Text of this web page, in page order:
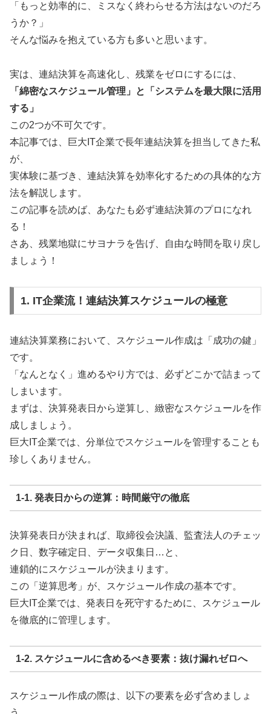
「もっと効率的に、ミスなく終わらせる方法はないのだろ
うか？」
そんな悩みを抱えている方も多いと思います。
実は、連結決算を高速化し、残業をゼロにするには、
「綿密なスケジュール管理」と「システムを最大限に活用
する」
この2つが不可欠です。
本記事では、巨大IT企業で長年連結決算を担当してきた私
が、
実体験に基づき、連結決算を効率化するための具体的な方
法を解説します。
この記事を読めば、あなたも必ず連結決算のプロになれ
る！
さあ、残業地獄にサヨナラを告げ、自由な時間を取り戻し
ましょう！
1. IT企業流！連結決算スケジュールの極意
連結決算業務において、スケジュール作成は「成功の鍵」
です。
「なんとなく」進めるやり方では、必ずどこかで詰まって
しまいます。
まずは、決算発表日から逆算し、緻密なスケジュールを作
成しましょう。
巨大IT企業では、分単位でスケジュールを管理することも
珍しくありません。
1-1. 発表日からの逆算：時間厳守の徹底
決算発表日が決まれば、取締役会決議、監査法人のチェッ
ク日、数字確定日、データ収集日…と、
連鎖的にスケジュールが決まります。
この「逆算思考」が、スケジュール作成の基本です。
巨大IT企業では、発表日を死守するために、スケジュール
を徹底的に管理します。
1-2. スケジュールに含めるべき要素：抜け漏れゼロへ
スケジュール作成の際は、以下の要素を必ず含めましょ